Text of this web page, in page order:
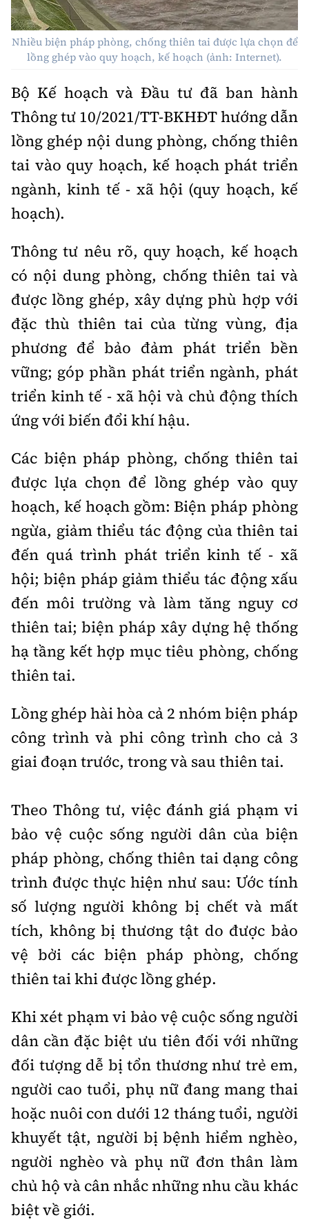
Nhà thầu
Mời thầu - Đấu thầu
Thi viết về GTVT
Gương sáng giao thông
Âm nhạc
Hậu trường sao
360 độ thể thao
Sản phẩm mới
Tư vấn
Thế giới
Thời sự Quốc tế
Thế giới giao thông
Thế giới xây dựng
Đi ++
Khám phá
Lối sống
Ẩm thực
Video
Thời sự
Khám phá
Camera giao thông
Câu chuyện giao thông
Giải trí - Thể thao
Cơ quan chủ quản: Bộ Xây dựng
Tòa soạn: Số 2 Nguyễn Công Hoan, phường Giảng Võ,
Hà Nội.
Tổng biên tập: Nguyễn Thị Hồng Nga
Phó Tổng biên tập:
Nguyễn Sơn Tùng,
Nguyễn Đức Thắng, La Đức Hùng
Hotline:
0901 514 799
Quảng cáo và Phát hành:
0915 057 282
Email:bandoc@baoxaydung.vn
chấp thuận bằng văn bản.
Thông tin tòa
soạn
Nhiều biện pháp phòng, chống thiên tai được lựa chọn để
lồng ghép vào quy hoạch, kế hoạch (ảnh: Internet).
Bộ Kế hoạch và Đầu tư đã ban hành
Thông tư 10/2021/TT-BKHĐT hướng dẫn
lồng ghép nội dung phòng, chống thiên
tai vào quy hoạch, kế hoạch phát triển
ngành, kinh tế - xã hội (quy hoạch, kế
hoạch).
Thông tư nêu rõ, quy hoạch, kế hoạch
có nội dung phòng, chống thiên tai và
được lồng ghép, xây dựng phù hợp với
đặc thù thiên tai của từng vùng, địa
phương để bảo đảm phát triển bền
vững; góp phần phát triển ngành, phát
triển kinh tế - xã hội và chủ động thích
ứng với biến đổi khí hậu.
Các biện pháp phòng, chống thiên tai
được lựa chọn để lồng ghép vào quy
hoạch, kế hoạch gồm: Biện pháp phòng
ngừa, giảm thiểu tác động của thiên tai
đến quá trình phát triển kinh tế - xã
hội; biện pháp giảm thiểu tác động xấu
đến môi trường và làm tăng nguy cơ
thiên tai; biện pháp xây dựng hệ thống
hạ tầng kết hợp mục tiêu phòng, chống
thiên tai.
Lồng ghép hài hòa cả 2 nhóm biện pháp
công trình và phi công trình cho cả 3
giai đoạn trước, trong và sau thiên tai.
Theo Thông tư, việc đánh giá phạm vi
bảo vệ cuộc sống người dân của biện
pháp phòng, chống thiên tai dạng công
trình được thực hiện như sau: Ước tính
số lượng người không bị chết và mất
tích, không bị thương tật do được bảo
vệ bởi các biện pháp phòng, chống
thiên tai khi được lồng ghép.
Khi xét phạm vi bảo vệ cuộc sống người
dân cần đặc biệt ưu tiên đối với những
đối tượng dễ bị tổn thương như trẻ em,
người cao tuổi, phụ nữ đang mang thai
hoặc nuôi con dưới 12 tháng tuổi, người
khuyết tật, người bị bệnh hiểm nghèo,
người nghèo và phụ nữ đơn thân làm
chủ hộ và cân nhắc những nhu cầu khác
biệt về giới.